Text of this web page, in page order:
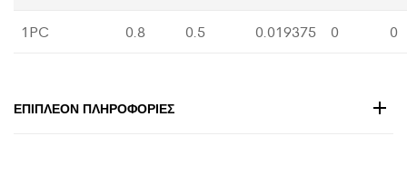
1PC 0.8 0.5 0.019375 0 0
ΕΠΙΠΛΈΟΝ ΠΛΗΡΟΦΟΡΊΕΣ